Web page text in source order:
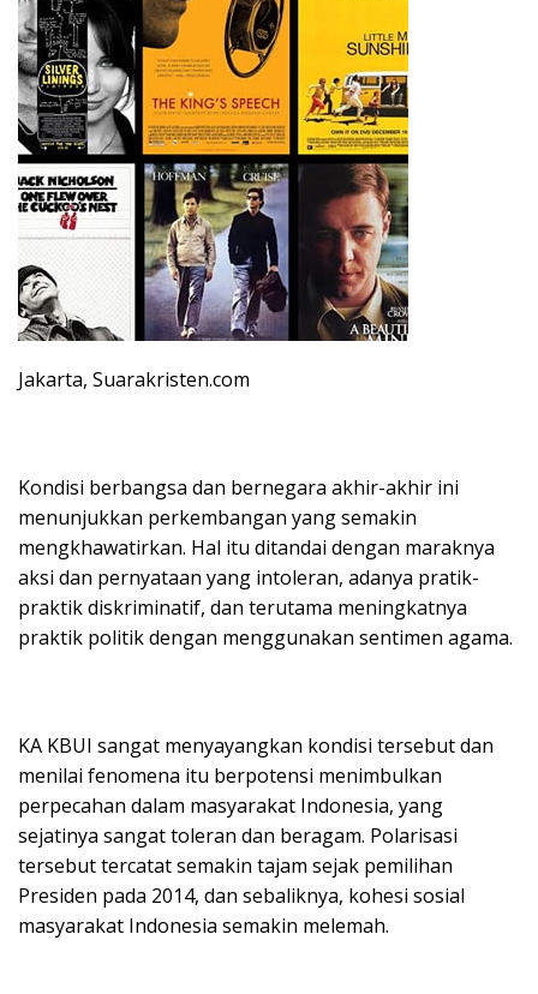
Jakarta, Suarakristen.com
Kondisi berbangsa dan bernegara akhir-akhir ini
menunjukkan perkembangan yang semakin
mengkhawatirkan. Hal itu ditandai dengan maraknya
aksi dan pernyataan yang intoleran, adanya pratik-
praktik diskriminatif, dan terutama meningkatnya
praktik politik dengan menggunakan sentimen agama.
KA KBUI sangat menyayangkan kondisi tersebut dan
menilai fenomena itu berpotensi menimbulkan
perpecahan dalam masyarakat Indonesia, yang
sejatinya sangat toleran dan beragam. Polarisasi
tersebut tercatat semakin tajam sejak pemilihan
Presiden pada 2014, dan sebaliknya, kohesi sosial
masyarakat Indonesia semakin melemah.